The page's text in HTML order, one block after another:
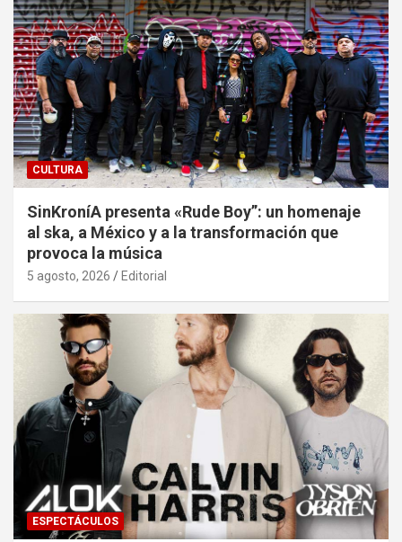
CULTURA
SinKroníA presenta «Rude Boy”: un homenaje
al ska, a México y a la transformación que
provoca la música
5 agosto, 2026 Editorial
ESPECTÁCULOS